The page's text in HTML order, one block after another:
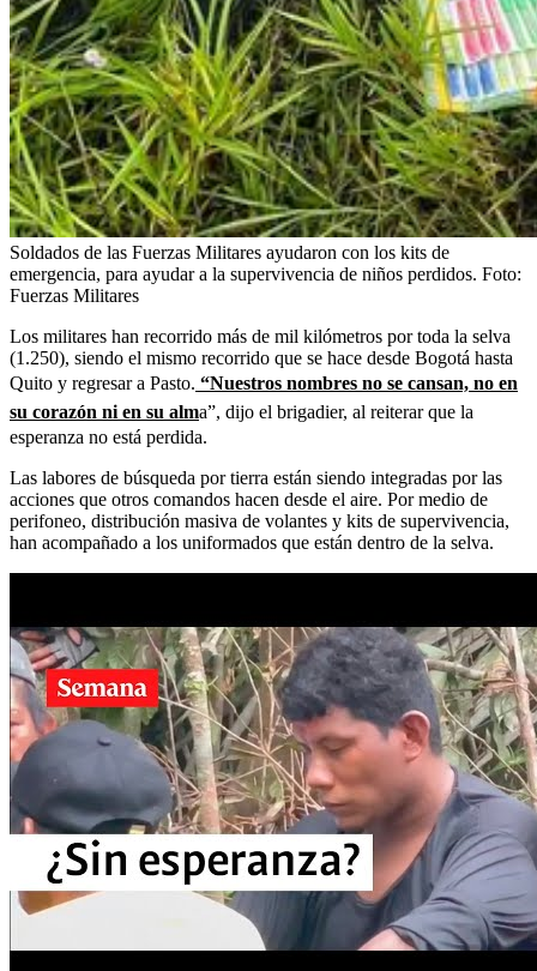
Soldados de las Fuerzas Militares ayudaron con los kits de
emergencia, para ayudar a la supervivencia de niños perdidos. Foto:
Fuerzas Militares
Los militares han recorrido más de mil kilómetros por toda la selva
(1.250), siendo el mismo recorrido que se hace desde Bogotá hasta
Quito y regresar a Pasto. “Nuestros nombres no se cansan, no en
su corazón ni en su alma”, dijo el brigadier, al reiterar que la
esperanza no está perdida.
Las labores de búsqueda por tierra están siendo integradas por las
acciones que otros comandos hacen desde el aire. Por medio de
perifoneo, distribución masiva de volantes y kits de supervivencia,
han acompañado a los uniformados que están dentro de la selva.